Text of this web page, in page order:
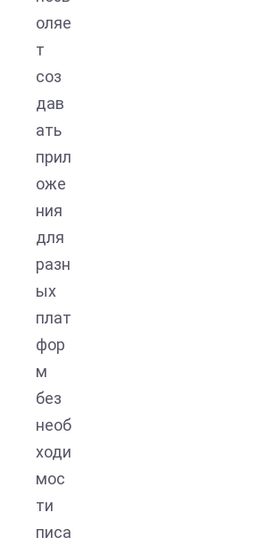
оляе
т
соз
дав
ать
прил
оже
ния
для
разн
ых
плат
фор
м
без
необ
ходи
мос
ти
писа